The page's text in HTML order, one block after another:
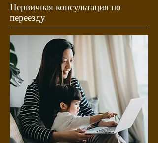
Первичная консультация по
переезду